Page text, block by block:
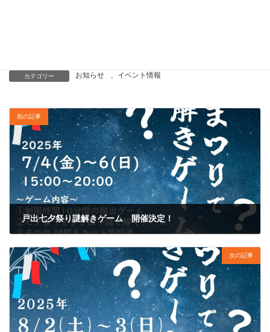
カテゴリー お知らせ 、 イベント情報
前の記事
戸出七夕祭り謎解きゲーム 開催決定！
次の記事